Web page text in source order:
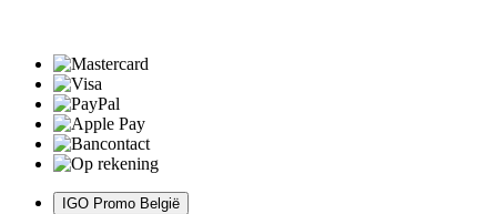
IGO Promo België